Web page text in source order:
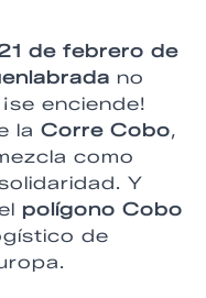
de febrero de
no
enciende!
la Corre Cobo,
como
Y
polígono Cobo
de